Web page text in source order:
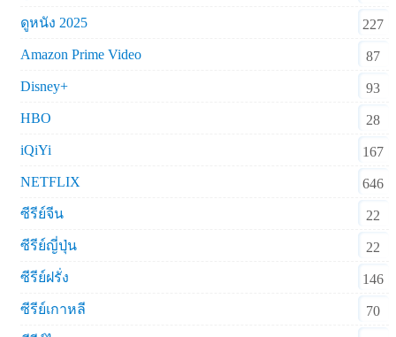
ดูหนัง 2025
227
Amazon Prime Video
87
Disney+
93
HBO
28
iQiYi
167
NETFLIX
646
ซีรีย์จีน
22
ซีรีย์ญี่ปุ่น
22
ซีรีย์ฝรั่ง
146
ซีรีย์เกาหลี
70